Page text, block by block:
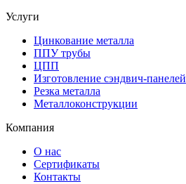
Услуги
Цинкование металла
ППУ трубы
ЦПП
Изготовление сэндвич-панелей
Резка металла
Металлоконструкции
Компания
О нас
Сертификаты
Контакты